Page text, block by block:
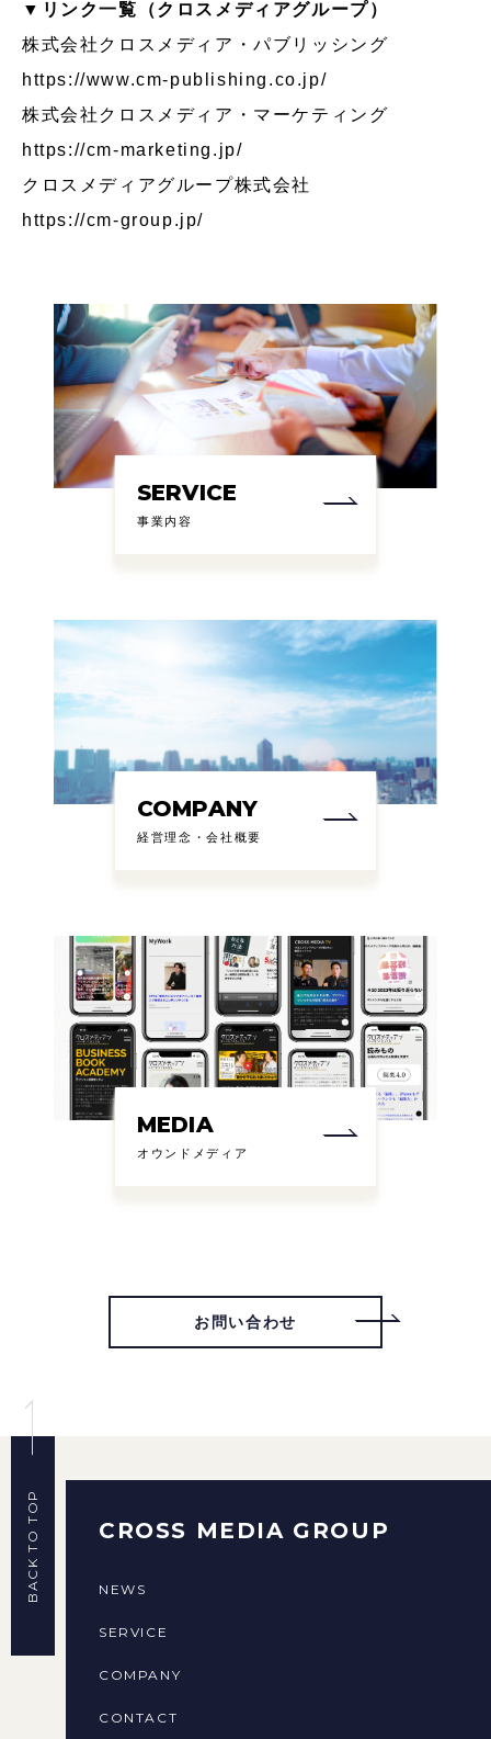
▼リンク一覧（クロスメディアグループ）
株式会社クロスメディア・パブリッシング
https://www.cm-publishing.co.jp/
株式会社クロスメディア・マーケティング
https://cm-marketing.jp/
クロスメディアグループ株式会社
https://cm-group.jp/
SERVICE
事業内容
COMPANY
経営理念・会社概要
MEDIA
オウンドメディア
お問い合わせ
BACK TO TOP CROSS MEDIA GROUP
NEWS
SERVICE
COMPANY
CONTACT